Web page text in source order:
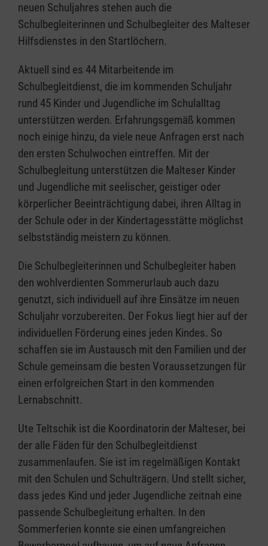
neuen Schuljahres stehen auch die
Schulbegleiterinnen und Schulbegleiter des Malteser
Hilfsdienstes in den Startlöchern.
Aktuell sind es 44 Mitarbeitende im
Schulbegleitdienst, die im kommenden Schuljahr
rund 45 Kinder und Jugendliche im Schulalltag
unterstützen werden. Erfahrungsgemäß kommen
noch einige hinzu, da viele neue Anfragen erst nach
den ersten Schulwochen eintreffen. Mit der
Schulbegleitung unterstützen die Malteser Kinder
und Jugendliche mit seelischer, geistiger oder
körperlicher Beeinträchtigung dabei, ihren Alltag in
der Schule oder in der Kindertagesstätte möglichst
selbstständig meistern zu können.
Die Schulbegleiterinnen und Schulbegleiter haben
den wohlverdienten Sommerurlaub auch dazu
genutzt, sich individuell auf ihre Einsätze im neuen
Schuljahr vorzubereiten. Der Fokus liegt hier auf der
individuellen Förderung eines jeden Kindes. So
schaffen sie im Austausch mit den Familien und der
Schule gemeinsam die besten Voraussetzungen für
einen erfolgreichen Start in den kommenden
Lernabschnitt.
Ute Teltschik ist die Koordinatorin der Malteser, bei
der alle Fäden für den Schulbegleitdienst
zusammenlaufen. Sie ist im regelmäßigen Kontakt
mit den Schulen und Schulträgern. Und stellt sicher,
dass jedes Kind und jeder Jugendliche zeitnah eine
passende Schulbegleitung erhalten. In den
Sommerferien konnte sie einen umfangreichen